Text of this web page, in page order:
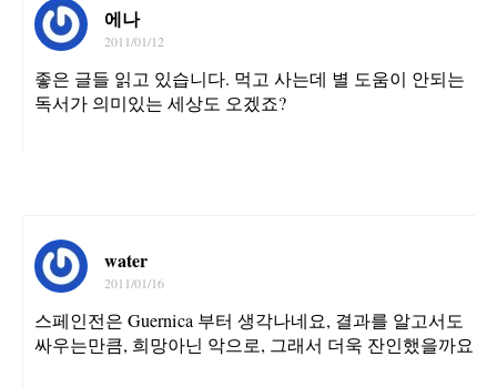
에나
2011/01/12
좋은 글들 읽고 있습니다. 먹고 사는데 별 도움이 안되는
독서가 의미있는 세상도 오겠죠?
water
2011/01/16
스페인전은 Guernica 부터 생각나네요, 결과를 알고서도
싸우는만큼, 희망아닌 악으로, 그래서 더욱 잔인했을까요